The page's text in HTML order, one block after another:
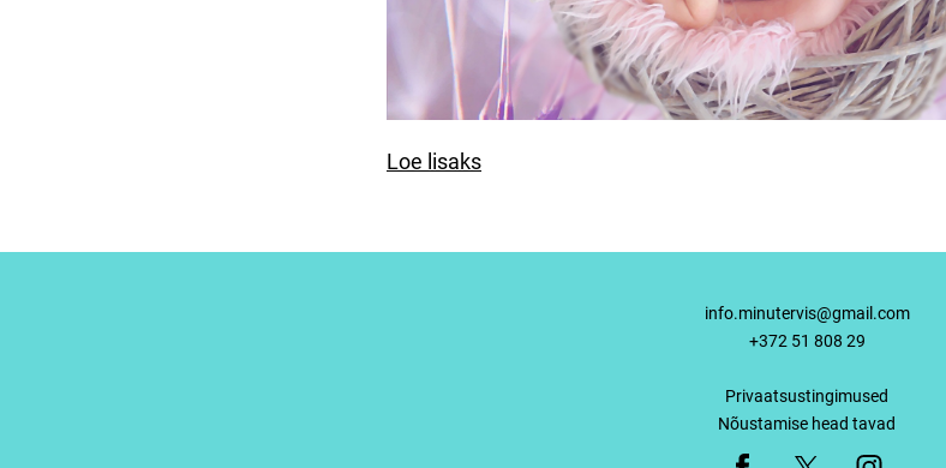
Loe lisaks
info.minutervis@gmail.com
+372 51 808 29
Privaatsustingimused
Nõustamise head tavad